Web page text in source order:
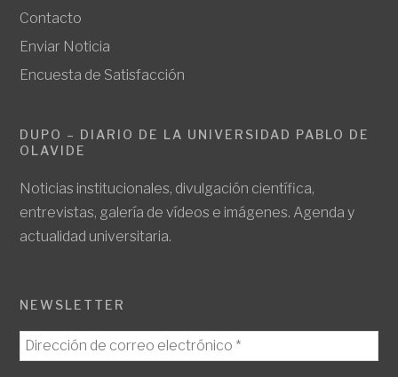
Contacto
Enviar Noticia
Encuesta de Satisfacción
DUPO – DIARIO DE LA UNIVERSIDAD PABLO DE
OLAVIDE
Noticias institucionales, divulgación científica,
entrevistas, galería de vídeos e imágenes. Agenda y
actualidad universitaria.
NEWSLETTER